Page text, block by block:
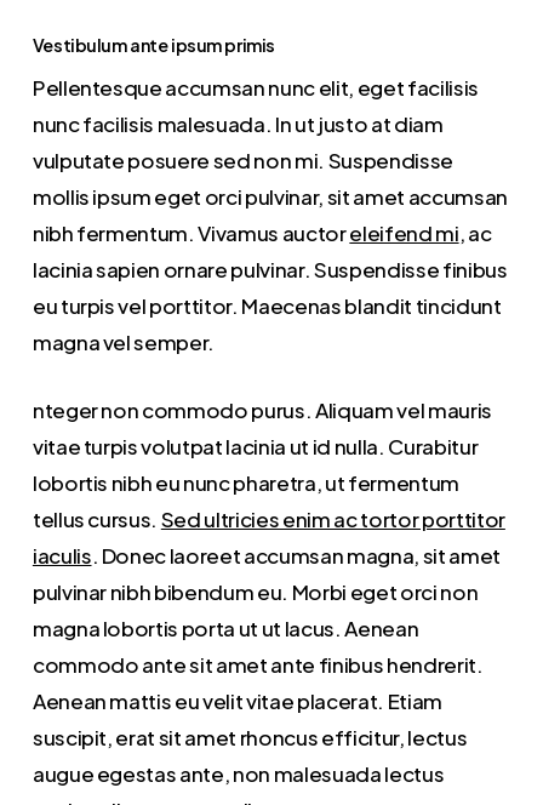
Vestibulum ante ipsum primis
Pellentesque accumsan nunc elit, eget facilisis
nunc facilisis malesuada. In ut justo at diam
vulputate posuere sed non mi. Suspendisse
mollis ipsum eget orci pulvinar, sit amet accumsan
nibh fermentum. Vivamus auctoreleifend mi, ac
lacinia sapien ornare pulvinar. Suspendisse finibus
eu turpis vel porttitor. Maecenas blandit tincidunt
magna vel semper.
nteger non commodo purus. Aliquam vel mauris
vitae turpis volutpat lacinia ut id nulla. Curabitur
lobortis nibh eu nunc pharetra, ut fermentum
tellus cursus. Sed ultricies enim ac tortor porttitor
iaculis. Donec laoreet accumsan magna, sit amet
pulvinar nibh bibendum eu. Morbi eget orci non
magna lobortis porta ut ut lacus. Aenean
commodo ante sit amet ante finibus hendrerit.
Aenean mattis eu velit vitae placerat. Etiam
suscipit, erat sit amet rhoncus efficitur, lectus
augue egestas ante, non malesuada lectus